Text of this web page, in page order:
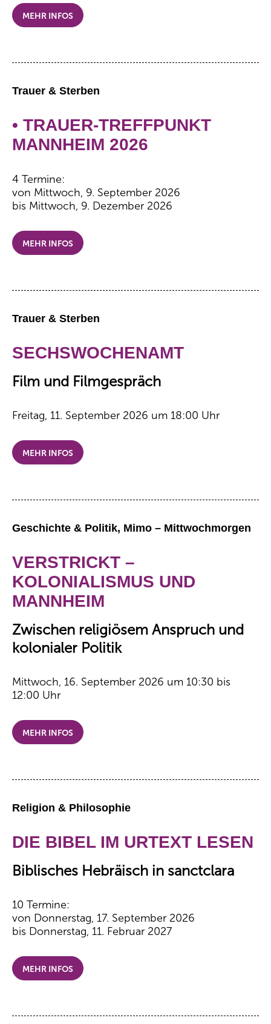
MEHR INFOS
Trauer & Sterben
• TRAUER-TREFFPUNKT
MANNHEIM 2026
4 Termine:
von Mittwoch, 9. September 2026
bis Mittwoch, 9. Dezember 2026
MEHR INFOS
Trauer & Sterben
SECHSWOCHENAMT
Film und Filmgespräch
Freitag, 11. September 2026 um 18:00 Uhr
MEHR INFOS
Geschichte & Politik, Mimo – Mittwochmorgen
VERSTRICKT –
KOLONIALISMUS UND
MANNHEIM
Zwischen religiösem Anspruch und
kolonialer Politik
Mittwoch, 16. September 2026 um 10:30 bis
12:00 Uhr
MEHR INFOS
Religion & Philosophie
DIE BIBEL IM URTEXT LESEN
Biblisches Hebräisch in sanctclara
10 Termine:
von Donnerstag, 17. September 2026
bis Donnerstag, 11. Februar 2027
MEHR INFOS